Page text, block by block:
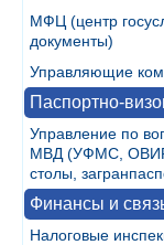
МФЦ (центр
документы)
Управляющие
Паспортно-
Управление по
МВД (УФМС,
столы,
Финансы и
Налоговые